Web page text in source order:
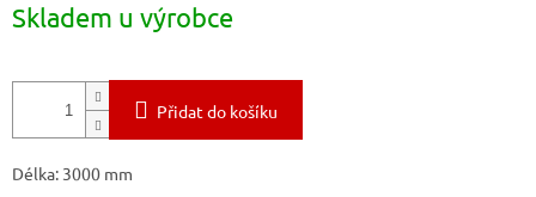
cena:
Skladem u výrobce
Přidat do košíku
Délka: 3000 mm